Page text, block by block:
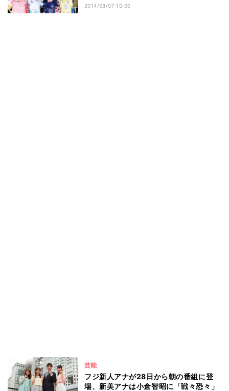
2014/08/07 10:00
芸能
フジ新人アナが28日から朝の番組に登
場、新美アナは小倉智昭に「戦々恐々」